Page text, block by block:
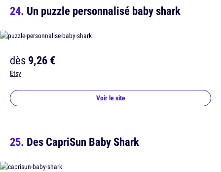
Un puzzle personnalisé baby shark
dès9,26 €
Etsy
Voir le site
Des CapriSun Baby Shark